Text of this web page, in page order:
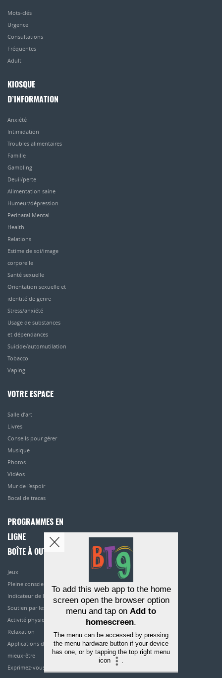
Mots-clés
Urgence
Consultations
Fréquentes
Adult
KIOSQUE
D’INFORMATION
Anxiété
Intimidation
Troubles alimentaires
Famille
Gambling
Deuil/perte
Alimentation saine
Humeur/dépression
Perinatal Mental
Health
Relations
Estime de soi/image
corporelle
Santé sexuelle
Orientation sexuelle et
identité de genre
Stress/anxiété
Usage de substances
et dépendances
Suicide/automutilation
Tobacco
Vaping
VOTRE ESPACE
Salle d’art
Livres
Conseils pour gérer
Musique
Photos
Vidéos
Mur de l’espoir
Bocal de tracas
PROGRAMMES EN
LIGNE
BOÎTE À OUTILS
Jeux
Pleine conscience
Indicateur de l’humeur
Soutien par les pairs
Activité physique
Relaxation
Applications de
mieux-être
Exprimez-vous
To add this web app to the home
screen open the browser option
menu and tap on Add to
homescreen.
The menu can be accessed by pressing
the menu hardware button if your device
has one, or by tapping the top right menu
icon
.